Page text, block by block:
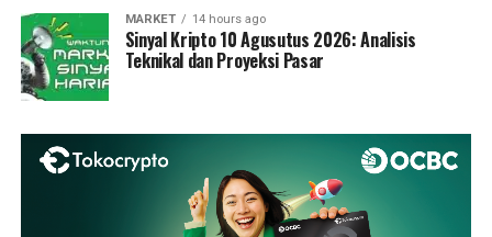
MARKET 14 hours ago
Sinyal Kripto 10 Agusutus 2026: Analisis
Teknikal dan Proyeksi Pasar